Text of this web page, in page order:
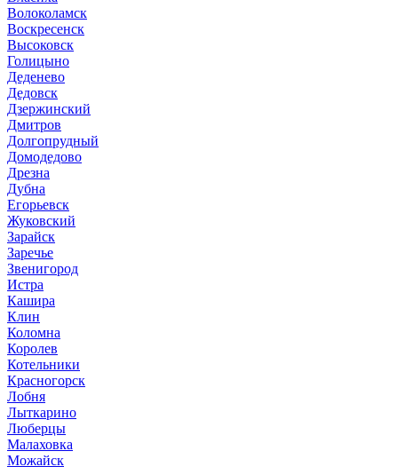
Волоколамск
Воскресенск
Высоковск
Голицыно
Деденево
Дедовск
Дзержинский
Дмитров
Долгопрудный
Домодедово
Дрезна
Дубна
Егорьевск
Жуковский
Зарайск
Заречье
Звенигород
Истра
Кашира
Клин
Коломна
Королев
Котельники
Красногорск
Лобня
Лыткарино
Люберцы
Малаховка
Можайск